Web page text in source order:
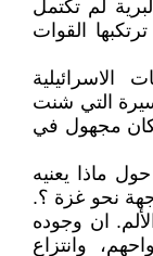
لم تكتمل
القوات
التي شنت
مجهول في
ماذا يعنيه
نحو غزة ؟.
ان وجوده
وانتزاع